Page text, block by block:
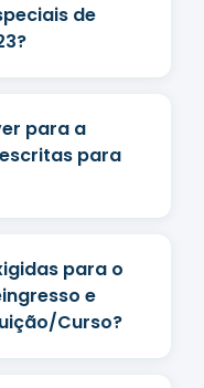
de
para a
para
para o
e
Curso?